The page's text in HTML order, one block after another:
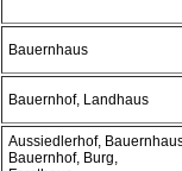
Bauernhaus
Bauernhof, Landhaus
Aussiedlerhof,
Bauernhof, Burg,